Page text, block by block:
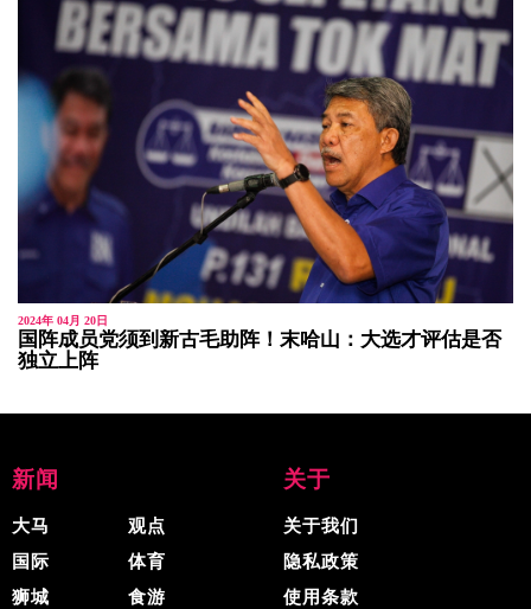
2024年 04月 20日
国阵成员党须到新古毛助阵！末哈山：大选才评估是否
独立上阵
新闻
大马
国际
狮城
观点
体育
食游
关于
关于我们
隐私政策
使用条款